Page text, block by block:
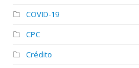
COVID-19
CPC
Crédito